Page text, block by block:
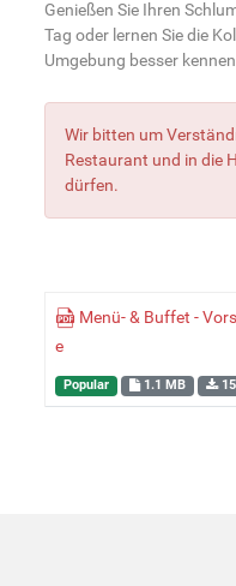
Genießen Sie Ihren
Tag oder lernen Sie die
Umgebung besser
Wir bitten um
Restaurant und in die
dürfen.
Menü- & Buffet -
e
Popular 1.1 MB